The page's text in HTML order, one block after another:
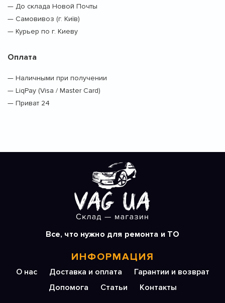
— До склада Новой Почты
— Самовивоз (г. Київ)
— Курьер по г. Киеву
Оплата
— Наличными при получении
— LiqPay (Visa / Master Card)
— Приват 24
Все, что нужно для ремонта и ТО
ИНФОРМАЦИЯ
О нас Доставка и оплата
Гарантии и возврат
Допомога
Статьи Контакты